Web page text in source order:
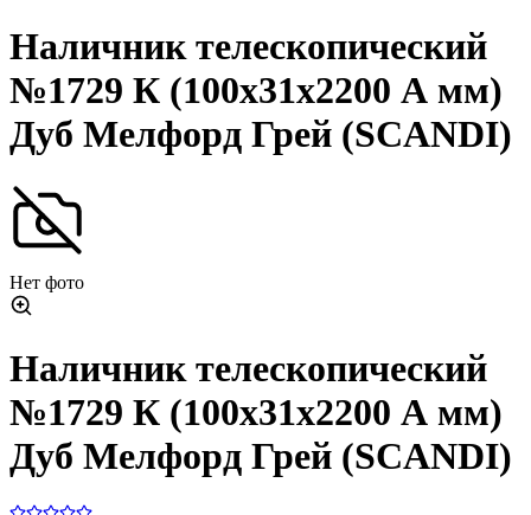
Наличник телескопический
№1729 К (100х31х2200 А мм)
Дуб Мелфорд Грей (SCANDI)
Нет фото
Наличник телескопический
№1729 К (100х31х2200 А мм)
Дуб Мелфорд Грей (SCANDI)